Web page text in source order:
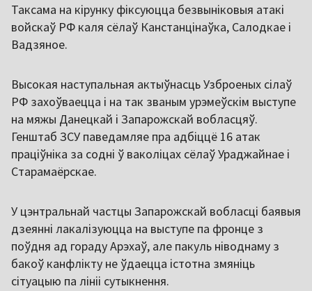
Таксама на кірунку фіксуюцца безвыніковыя атакі
войскаў РФ каля сёлаў Канстанцінаўка, Салодкае і
Вадзяное.
Высокая наступальная актыўнасць Узброеных сілаў
РФ захоўваецца і на так званым урэмеўскім выступе
на мяжы Данецкай і Запарожскай вобласцяў.
Генштаб ЗСУ паведамляе пра адбіццё 16 атак
праціўніка за содні ў ваколіцах сёлаў Ураджайнае і
Старамаёрскае.
У цэнтральнай частцы Запарожскай вобласці баявыя
дзеянні лакалізуюцца на выступе па фронце з
поўдня ад гораду Арэхаў, але пакуль ніводнаму з
бакоў канфлікту не ўдаецца істотна змяніць
сітуацыю па лініі сутыкнення.